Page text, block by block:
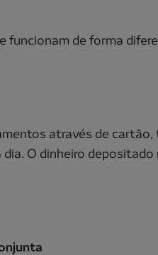
funcionam de forma
através de cartão,
O dinheiro